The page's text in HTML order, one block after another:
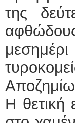
της
Η θετική